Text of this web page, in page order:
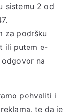
sistemu 2 od
za podršku
ili putem e-
na
pohvaliti i
te da je